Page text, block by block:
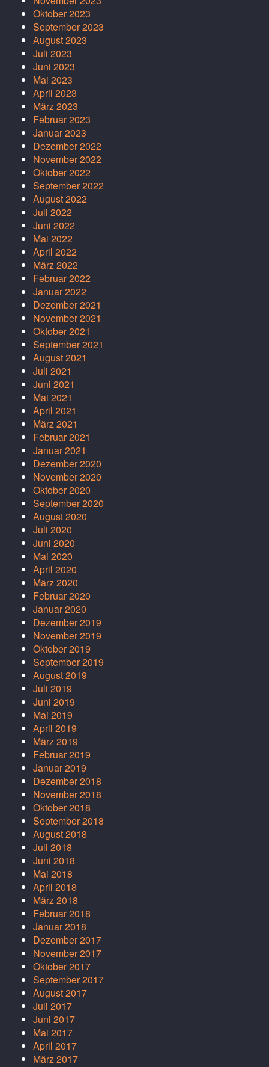
Oktober 2023
September 2023
August 2023
Juli 2023
Juni 2023
Mai 2023
April 2023
März 2023
Februar 2023
Januar 2023
Dezember 2022
November 2022
Oktober 2022
September 2022
August 2022
Juli 2022
Juni 2022
Mai 2022
April 2022
März 2022
Februar 2022
Januar 2022
Dezember 2021
November 2021
Oktober 2021
September 2021
August 2021
Juli 2021
Juni 2021
Mai 2021
April 2021
März 2021
Februar 2021
Januar 2021
Dezember 2020
November 2020
Oktober 2020
September 2020
August 2020
Juli 2020
Juni 2020
Mai 2020
April 2020
März 2020
Februar 2020
Januar 2020
Dezember 2019
November 2019
Oktober 2019
September 2019
August 2019
Juli 2019
Juni 2019
Mai 2019
April 2019
März 2019
Februar 2019
Januar 2019
Dezember 2018
November 2018
Oktober 2018
September 2018
August 2018
Juli 2018
Juni 2018
Mai 2018
April 2018
März 2018
Februar 2018
Januar 2018
Dezember 2017
November 2017
Oktober 2017
September 2017
August 2017
Juli 2017
Juni 2017
Mai 2017
April 2017
März 2017